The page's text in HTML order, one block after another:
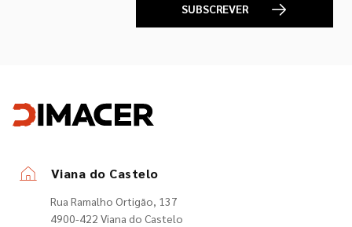
SUBSCREVER
Viana do Castelo
Rua Ramalho Ortigão, 137
4900-422 Viana do Castelo